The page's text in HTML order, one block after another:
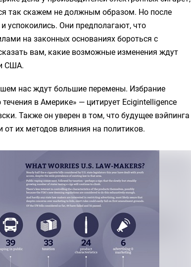
так скажем не должным образом. Но после
успокоились. Они предполагают, что
на законных основаниях бороться с
вам, какие возможные изменения ждут
США.
нас ждут большие перемены. Избрание
в Америке» — цитирует Ecigintelligence
Также он уверен в том, что будущее вэйпинга
их методов влияния на политиков.